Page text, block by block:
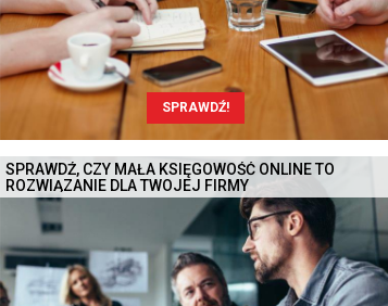
SPRAWDŹ!
SPRAWDŹ, CZY MAŁA KSIĘGOWOŚĆ ONLINE TO
ROZWIĄZANIE DLA TWOJEJ FIRMY